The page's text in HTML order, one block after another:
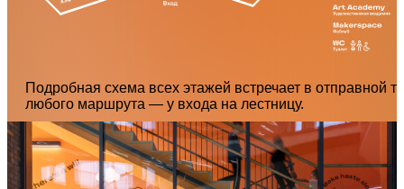
Подробная схема всех этажей встречает в отправной
любого маршрута — у входа на лестницу.